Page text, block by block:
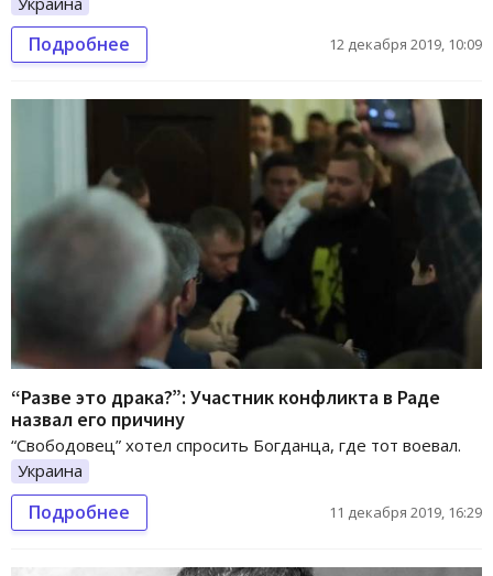
Подробнее 12 декабря 2019, 10:09
“Разве это драка?”: Участник конфликта в Раде
назвал его причину
“Свободовец” хотел спросить Богданца, где тот воевал.
Украина
Подробнее 11 декабря 2019, 16:29